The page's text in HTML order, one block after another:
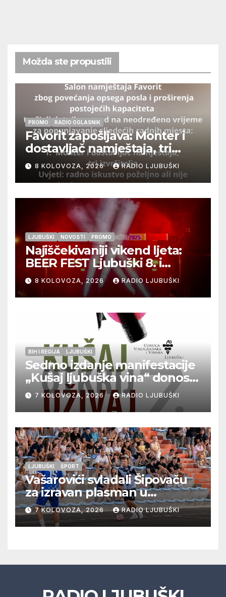
Možda ste propustili
PROMO RADIO OGLASNIK
Favorit zapošljava: Monter i
dostavljač namještaja, tri
izvršitelja
8 KOLOVOZA, 2026 RADIO LJUBUŠKI
LJUBUŠKI NOVOSTI PROMO
Najiščekivaniji vikend ljeta:
BEER FEST Ljubuški 8. i
9.kolovoza
8 KOLOVOZA, 2026 RADIO LJUBUŠKI
BIH I REGIJA LJUBUŠKI
Sedmo izdanje manifestacije
„Kušaj ljubuška vina“ donosi
vrhunska vina, gastronomiju i
glazbu
7 KOLOVOZA, 2026 RADIO LJUBUŠKI
LJUBUŠKI ŠPORT
Vašarovići svladali Šipovaču
za izravan plasman u
četvrtfinale, Grab izborio
prolazak dalje, Klobuk ispao,
večeras počinje četvrtfinale
7 KOLOVOZA, 2026 RADIO LJUBUŠKI